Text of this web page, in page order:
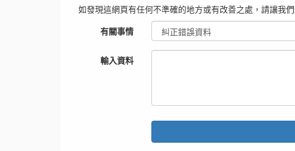
如發現這網頁有任何不準確的地方或有改善之處，請讓我們
有關事情
輸入資料